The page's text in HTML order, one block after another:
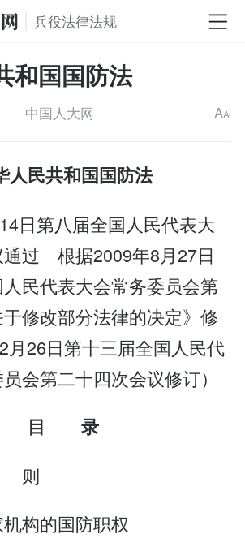
兵役法律法规
和国国防法
中国人大网 AA
人民共和国国防法
14日第八届全国人民代表大
通过 根据2009年8月27日
民代表大会常务委员会第
修改部分法律的决定》修
26日第十三届全国人民代
会第二十四次会议修订）
目 录
则
构的国防职权